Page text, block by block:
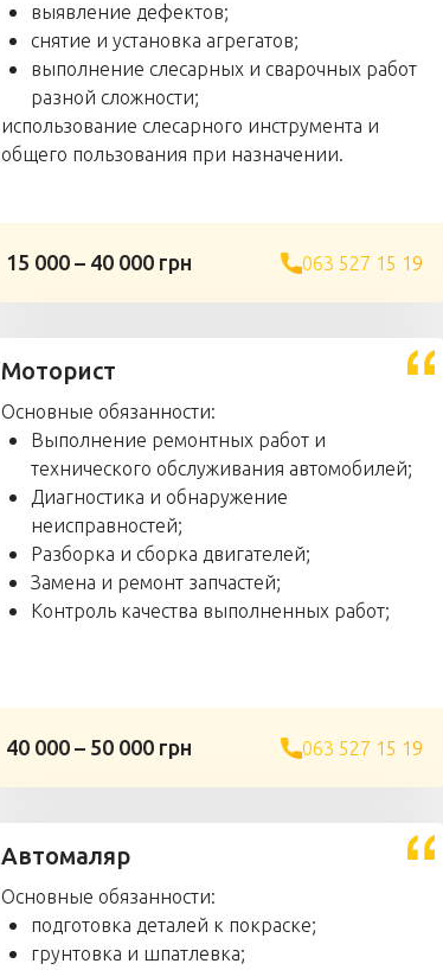
выявление дефектов;
снятие и установка агрегатов;
выполнение слесарных и сварочных работ
разной сложности;
использование слесарного инструмента и
общего пользования при назначении.
15 000 – 40 000 грн 063 527 15 19
Моторист
Основные обязанности:
Выполнение ремонтных работ и
технического обслуживания автомобилей;
Диагностика и обнаружение
неисправностей;
Разборка и сборка двигателей;
Замена и ремонт запчастей;
Контроль качества выполненных работ;
40 000 – 50 000 грн 063 527 15 19
Автомаляр
Основные обязанности:
подготовка деталей к покраске;
грунтовка и шпатлевка;